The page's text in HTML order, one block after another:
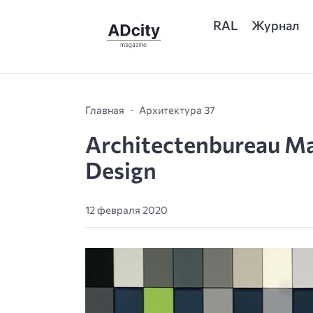
RAL Журнал
Главная Архитектура 37
Architectenbureau
Design
12 февраля 2020